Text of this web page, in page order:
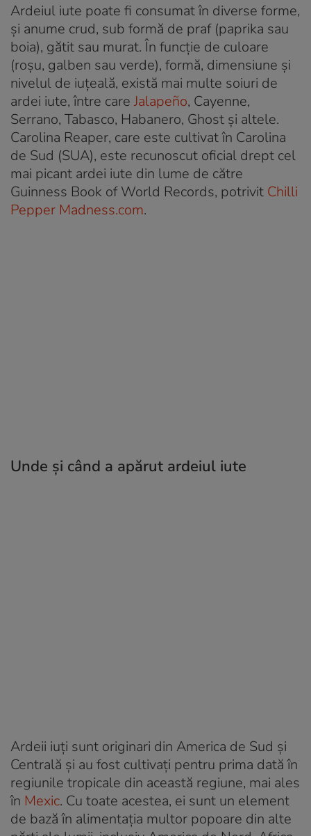
Ardeiul iute poate fi consumat în diverse forme,
și anume crud, sub formă de praf (paprika sau
boia), gătit sau murat. În funcție de culoare
(roșu, galben sau verde), formă, dimensiune și
nivelul de iuțeală, există mai multe soiuri de
ardei iute, între care Jalapeño, Cayenne,
Serrano, Tabasco, Habanero, Ghost și altele.
Carolina Reaper, care este cultivat în Carolina
de Sud (SUA), este recunoscut oficial drept cel
mai picant ardei iute din lume de către
Guinness Book of World Records, potrivit Chilli
Pepper Madness.com.
Unde și când a apărut ardeiul iute
Ardeii iuți sunt originari din America de Sud și
Centrală și au fost cultivați pentru prima dată în
regiunile tropicale din această regiune, mai ales
în Mexic. Cu toate acestea, ei sunt un element
de bază în alimentația multor popoare din alte